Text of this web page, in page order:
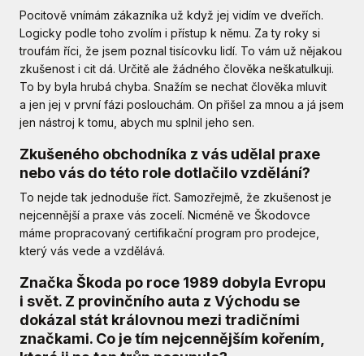
Pocitově vnímám zákazníka už když jej vidím ve dveřích.
Logicky podle toho zvolím i přístup k němu. Za ty roky si
troufám říci, že jsem poznal tisícovku lidí. To vám už nějakou
zkušenost i cit dá. Určitě ale žádného člověka neškatulkuji.
To by byla hrubá chyba. Snažím se nechat člověka mluvit
a jen jej v první fázi poslouchám. On přišel za mnou a já jsem
jen nástroj k tomu, abych mu splnil jeho sen.
Zkušeného obchodníka z vás udělal praxe
nebo vás do této role dotlačilo vzdělání?
To nejde tak jednoduše říct. Samozřejmě, že zkušenost je
nejcennější a praxe vás zocelí. Nicméně ve Škodovce
máme propracovaný certifikační program pro prodejce,
který vás vede a vzdělává.
Značka Škoda po roce 1989 dobyla Evropu
i svět. Z provinčního auta z Východu se
dokázal stát královnou mezi tradičními
značkami. Co je tím nejcennějším kořením,